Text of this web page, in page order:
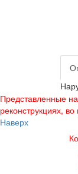
Представленные
реконструкциях,
Наверх